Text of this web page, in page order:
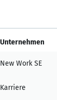
Unternehmen
New Work SE
Karriere